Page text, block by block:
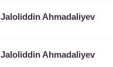
Jaloliddin Ahmadaliyev
Jaloliddin Ahmadaliyev